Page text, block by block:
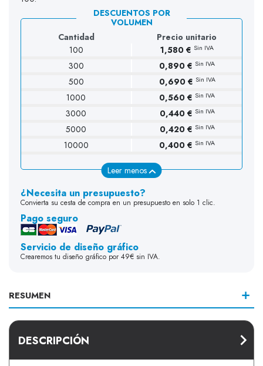
DESCUENTOS POR
VOLUMEN
Cantidad
Precio unitario
100
1,580 € Sin IVA
300 0,890 € Sin IVA
500 0,690 € Sin IVA
1000 0,560 € Sin IVA
3000 0,440 € Sin IVA
5000 0,420 € Sin IVA
10000 0,400 € Sin IVA
Leer menos
¿Necesita un presupuesto?
Convierta su cesta de compra en un presupuesto en solo 1 clic.
Pago seguro
Servicio de diseño gráfico
Crearemos tu diseño gráfico por 49€ sin IVA.
RESUMEN
DESCRIPCIÓN